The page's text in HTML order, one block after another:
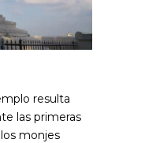
resulta
las primeras
monjes